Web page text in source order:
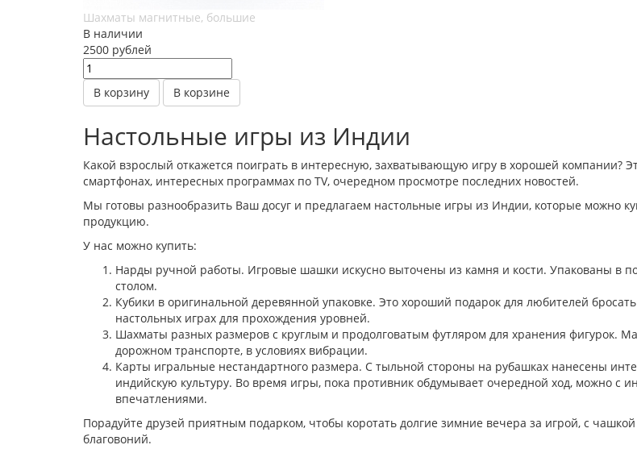
Шахматы магнитные, большие
В наличии
2500 рублей
В корзину В корзине
Настольные игры из Индии
Какой взрослый откажется поиграть в интересную, захватывающую игру в хорошей компании?
смартфонах, интересных программах по TV, очередном просмотре последних новостей.
Мы готовы разнообразить Ваш досуг и предлагаем настольные игры из Индии, которые можно
продукцию.
У нас можно купить:
Нарды ручной работы. Игровые шашки искусно выточены из камня и кости. Упакованы в
столом.
Кубики в оригинальной деревянной упаковке. Это хороший подарок для любителей
настольных играх для прохождения уровней.
Шахматы разных размеров с круглым и продолговатым футляром для хранения фигурок.
дорожном транспорте, в условиях вибрации.
Карты игральные нестандартного размера. С тыльной стороны на рубашках нанесены
индийскую культуру. Во время игры, пока противник обдумывает очередной ход, можно с
впечатлениями.
Порадуйте друзей приятным подарком, чтобы коротать долгие зимние вечера за игрой, с
благовоний.